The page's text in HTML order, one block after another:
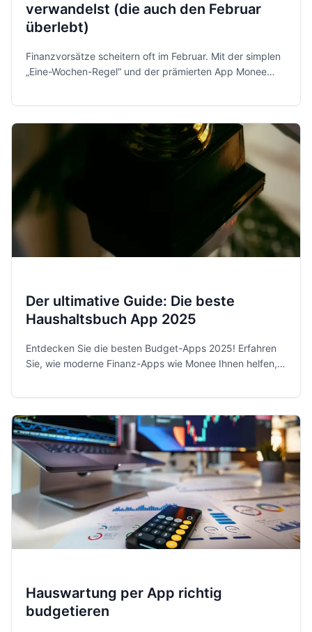
verwandelst (die auch den Februar
überlebt)
Finanzvorsätze scheitern oft im Februar. Mit der simplen
„Eine-Wochen-Regel“ und der prämierten App Monee
Der ultimative Guide: Die beste
Haushaltsbuch App 2025
Entdecken Sie die besten Budget-Apps 2025! Erfahren
Sie, wie moderne Finanz-Apps wie Monee Ihnen helfen,
Hauswartung per App richtig
budgetieren